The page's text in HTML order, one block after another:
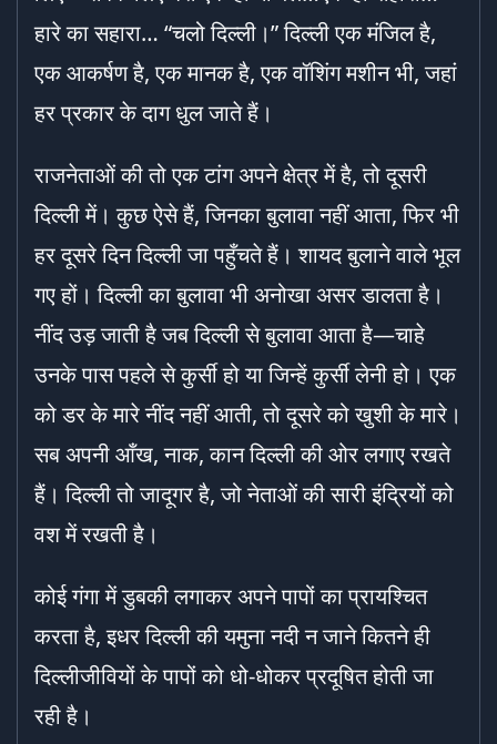
हारे का सहारा… “चलो दिल्ली।” दिल्ली एक मंजिल है,
एक आकर्षण है, एक मानक है, एक वॉशिंग मशीन भी, जहां
हर प्रकार के दाग धुल जाते हैं।
राजनेताओं की तो एक टांग अपने क्षेत्र में है, तो दूसरी
दिल्ली में। कुछ ऐसे हैं, जिनका बुलावा नहीं आता, फिर भी
हर दूसरे दिन दिल्ली जा पहुँचते हैं। शायद बुलाने वाले भूल
गए हों। दिल्ली का बुलावा भी अनोखा असर डालता है।
नींद उड़ जाती है जब दिल्ली से बुलावा आता है—चाहे
उनके पास पहले से कुर्सी हो या जिन्हें कुर्सी लेनी हो। एक
को डर के मारे नींद नहीं आती, तो दूसरे को खुशी के मारे।
सब अपनी आँख, नाक, कान दिल्ली की ओर लगाए रखते
हैं। दिल्ली तो जादूगर है, जो नेताओं की सारी इंद्रियों को
वश में रखती है।
कोई गंगा में डुबकी लगाकर अपने पापों का प्रायश्चित
करता है, इधर दिल्ली की यमुना नदी न जाने कितने ही
दिल्लीजीवियों के पापों को धो-धोकर प्रदूषित होती जा
रही है।